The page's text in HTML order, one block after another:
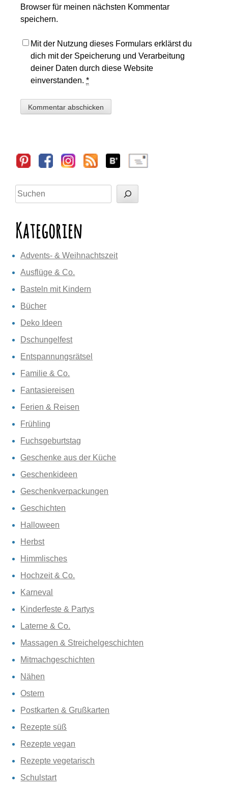
Browser für meinen nächsten Kommentar
speichern.
Mit der Nutzung dieses Formulars erklärst du
dich mit der Speicherung und Verarbeitung
deiner Daten durch diese Website
einverstanden.*
Sidebar
Suchen
Kategorien
Advents- & Weihnachtszeit
Ausflüge & Co.
Basteln mit Kindern
Bücher
Deko Ideen
Dschungelfest
Entspannungsrätsel
Familie & Co.
Fantasiereisen
Ferien & Reisen
Frühling
Fuchsgeburtstag
Geschenke aus der Küche
Geschenkideen
Geschenkverpackungen
Geschichten
Halloween
Herbst
Himmlisches
Hochzeit & Co.
Karneval
Kinderfeste & Partys
Laterne & Co.
Massagen & Streichelgeschichten
Mitmachgeschichten
Nähen
Ostern
Postkarten & Grußkarten
Rezepte süß
Rezepte vegan
Rezepte vegetarisch
Schulstart